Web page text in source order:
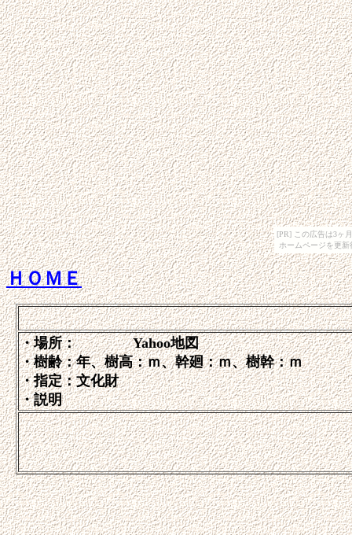
[PR] この広告は3ヶ
ホームページを更
ＨＯＭＥ
・場所： Yahoo地図
・樹齢：年、樹高：ｍ、幹廻：ｍ、樹幹：ｍ
・指定：文化財
・説明